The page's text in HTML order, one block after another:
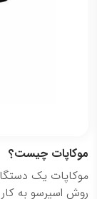
موکاپات چیست؟
موکاپات یک